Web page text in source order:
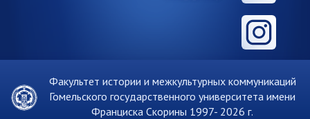
Факультет истории и межкультурных коммуникаций
Гомельского государственного университета имени
Франциска Скорины 1997- 2026 г.